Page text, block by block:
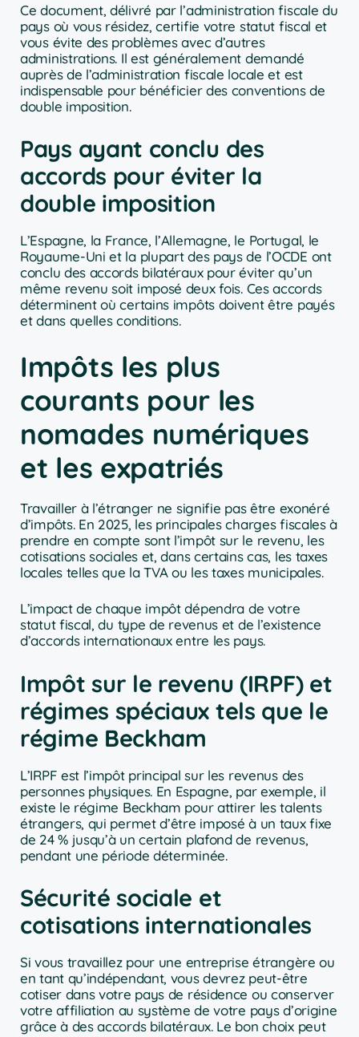
Ce document, délivré par l’administration fiscale du
pays où vous résidez, certifie votre statut fiscal et
vous évite des problèmes avec d’autres
administrations. Il est généralement demandé
auprès de l’administration fiscale locale et est
indispensable pour bénéficier des conventions de
double imposition.
Pays ayant conclu des
accords pour éviter la
double imposition
L’Espagne, la France, l’Allemagne, le Portugal, le
Royaume-Uni et la plupart des pays de l’OCDE ont
conclu des accords bilatéraux pour éviter qu’un
même revenu soit imposé deux fois. Ces accords
déterminent où certains impôts doivent être payés
et dans quelles conditions.
Impôts les plus
courants pour les
nomades numériques
et les expatriés
Travailler à l’étranger ne signifie pas être exonéré
d’impôts. En 2025, les principales charges fiscales à
prendre en compte sont l’impôt sur le revenu, les
cotisations sociales et, dans certains cas, les taxes
locales telles que la TVA ou les taxes municipales.
L’impact de chaque impôt dépendra de votre
statut fiscal, du type de revenus et de l’existence
d’accords internationaux entre les pays.
Impôt sur le revenu (IRPF) et
régimes spéciaux tels que le
régime Beckham
L’IRPF est l’impôt principal sur les revenus des
personnes physiques. En Espagne, par exemple, il
existe le régime Beckham pour attirer les talents
étrangers, qui permet d’être imposé à un taux fixe
de 24 % jusqu’à un certain plafond de revenus,
pendant une période déterminée.
Sécurité sociale et
cotisations internationales
Si vous travaillez pour une entreprise étrangère ou
en tant qu’indépendant, vous devrez peut-être
cotiser dans votre pays de résidence ou conserver
votre affiliation au système de votre pays d’origine
grâce à des accords bilatéraux. Le bon choix peut